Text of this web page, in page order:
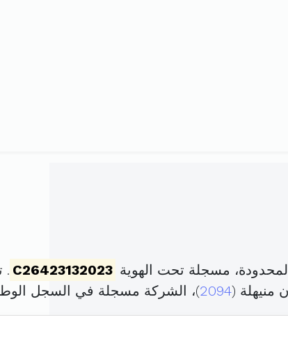
مسجلة تحت الهوية C26423132023
.
2094)، الشركة مسجلة في السجل